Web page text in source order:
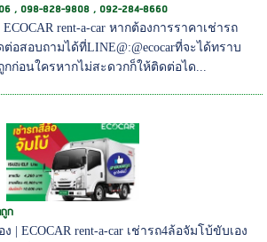
, 098-828-9808 , 092-284-8660
rent-a-car หากต้องการราคาเช่ารถ
อสอบถามได้ที่LINE@:@ecocarที่จะได้ทราบ
กก่อนใครหากไม่สะดวกก็ให้ติดต่อได...
ถูก
| ECOCAR rent-a-car เช่ารถ4ล้อจัมโบ้ขับเอง